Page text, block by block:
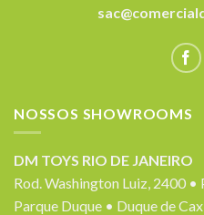
NOSSOS SHOWROOMS
DM TOYS RIO DE JANEIRO
Rod. Washington Luiz, 2400 •
Parque Duque • Duque de